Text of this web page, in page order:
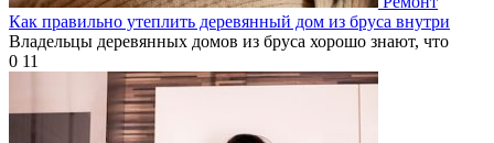
Как правильно утеплить деревянный дом из бруса внутри
Владельцы деревянных домов из бруса хорошо знают, что
0 11